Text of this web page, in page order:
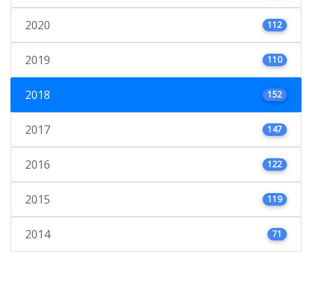
2020 112
2019 110
2018 152
2017 147
2016 122
2015 119
2014 71